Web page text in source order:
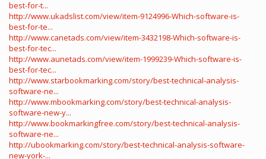
best-for-t...
http://www.ukadslist.com/view/item-9124996-Which-software-is-
best-for-te...
http://www.canetads.com/view/item-3432198-Which-software-is-
best-for-tec...
http://www.aunetads.com/view/item-1999239-Which-software-is-
best-for-tec...
http://www.starbookmarking.com/story/best-technical-analysis-
software-ne...
http://www.mbookmarking.com/story/best-technical-analysis-
software-new-y...
http://www.bookmarkingfree.com/story/best-technical-analysis-
software-ne...
http://ubookmarking.com/story/best-technical-analysis-software-
new-york-...